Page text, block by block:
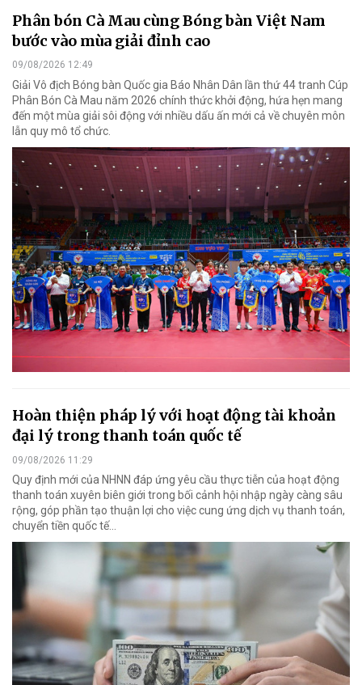
Phân bón Cà Mau cùng Bóng bàn Việt Nam
bước vào mùa giải đỉnh cao
09/08/2026 12:49
Giải Vô địch Bóng bàn Quốc gia Báo Nhân Dân lần thứ 44 tranh Cúp
Phân Bón Cà Mau năm 2026 chính thức khởi động, hứa hẹn mang
đến một mùa giải sôi động với nhiều dấu ấn mới cả về chuyên môn
lẫn quy mô tổ chức.
Hoàn thiện pháp lý với hoạt động tài khoản
đại lý trong thanh toán quốc tế
09/08/2026 11:29
Quy định mới của NHNN đáp ứng yêu cầu thực tiễn của hoạt động
thanh toán xuyên biên giới trong bối cảnh hội nhập ngày càng sâu
rộng, góp phần tạo thuận lợi cho việc cung ứng dịch vụ thanh toán,
chuyển tiền quốc tế...